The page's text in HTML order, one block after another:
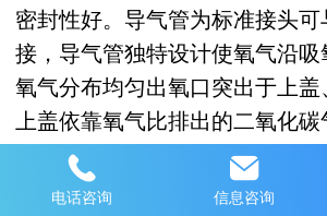
密封性好。导气管为标准接头
接，导气管独特设计使氧气沿
氧气分布均匀出氧口突出于上
上盖依靠氧气比排出的二氧化
呼出气体与进入氧气有效隔离避
有流量直观显示避免无效吸氧。
电话咨询 信息咨询